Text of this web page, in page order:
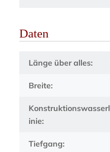
Daten
Länge über alles:
Breite:
Konstruktionswasserl
inie:
Tiefgang: